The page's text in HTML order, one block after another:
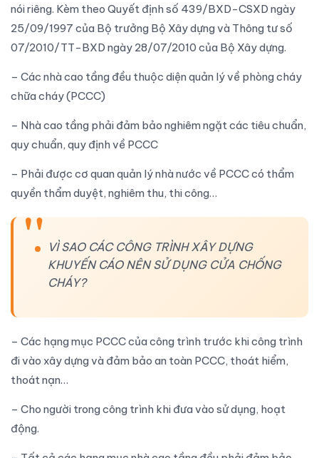
nói riêng. Kèm theo Quyết định số 439/BXD-CSXD ngày
25/09/1997 của Bộ trưởng Bộ Xây dựng và Thông tư số
07/2010/TT-BXD ngày 28/07/2010 của Bộ Xây dựng.
– Các nhà cao tầng đều thuộc diện quản lý về phòng cháy
chữa cháy (PCCC)
– Nhà cao tầng phải đảm bảo nghiêm ngặtcác tiêu chuẩn,
quy chuẩn, quy định về PCCC
– Phải được cơ quan quản lý nhà nước về PCCC có thẩm
quyền thẩm duyệt, nghiêm thu, thi công…
VÌ SAO CÁC CÔNG TRÌNH XÂY DỰNG
KHUYẾN CÁO NÊN SỬ DỤNG CỬA CHỐNG
CHÁY?
– Các hạng mục PCCC của công trình trước khi công trình
đi vào xây dựng và đảm bảo an toàn PCCC, thoát hiểm,
thoát nạn…
– Cho người trong công trình khi đưa vào sử dụng, hoạt
động.